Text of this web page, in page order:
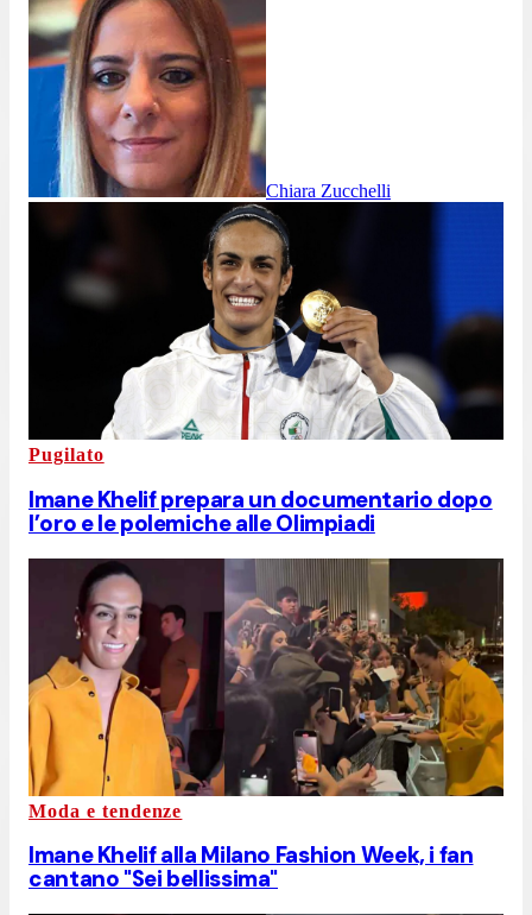
Chiara Zucchelli
Pugilato
Imane Khelif prepara un documentario dopo
l’oro e le polemiche alle Olimpiadi
Moda e tendenze
Imane Khelif alla Milano Fashion Week, i fan
cantano "Sei bellissima"